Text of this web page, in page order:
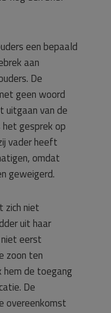
een bepaald
aan
De
geen woord
uitgaan van de
gesprek op
vader heeft
omdat
geweigerd.
zich niet
uit haar
eerst
zoon ten
hem de toegang
De
overeenkomst